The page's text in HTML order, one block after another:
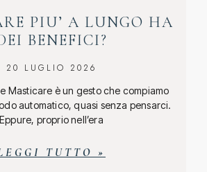
PIU’ A LUNGO HA
BENEFICI?
20 LUGLIO 2026
Masticare è un gesto che compiamo
automatico, quasi senza pensarci.
Eppure, proprio nell’era
TUTTO »